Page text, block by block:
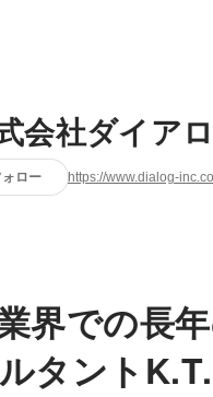
会社ダイア
ロー https://www.dialog-
業界での長
タント